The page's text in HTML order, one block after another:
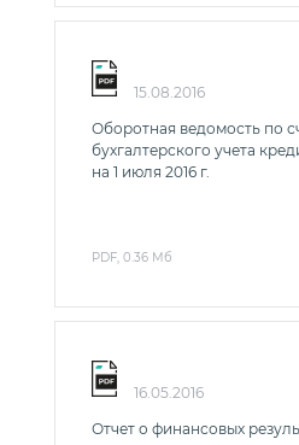
15.08.2016
Оборотная ведомость по
бухгалтерского учета
на 1 июля 2016 г.
PDF, 0.36 Мб
16.05.2016
Отчет о финансовых